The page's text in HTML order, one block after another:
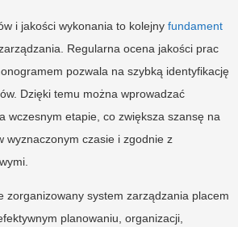
i jakości wykonania to kolejny fundament
Regularna ocena jakości prac
pozwala na szybką identyfikację
Dzięki temu można wprowadzać
wczesnym etapie, co zwiększa szansę na
wyznaczonym czasie i zgodnie z
zorganizowany system zarządzania placem
planowaniu, organizacji,